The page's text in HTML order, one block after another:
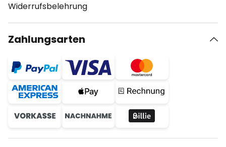
Widerrufsbelehrung
Zahlungsarten